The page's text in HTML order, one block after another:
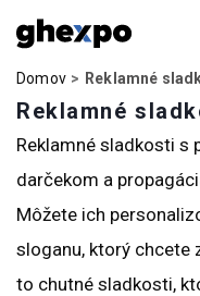
Domov Reklamné
Reklamné
Reklamné sladkosti s
darčekom a
Môžete ich
sloganu, ktorý chcete
to chutné sladkosti,